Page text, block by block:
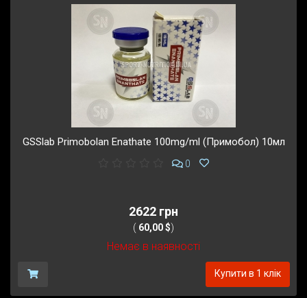
GSSlab Primobolan Enathate 100mg/ml (Примобол) 10мл
0
2622 грн
( 60,00 $)
Немає в наявності
Купити в 1 клік